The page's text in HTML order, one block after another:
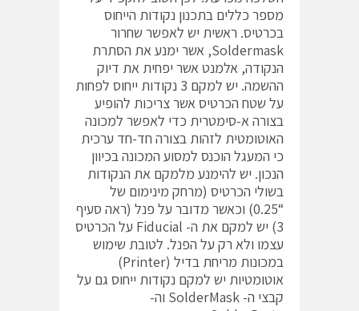
מספר כללים בתכנון נקודות הייחוס
בכרטיס. ראשית יש לאפשר שחרור
Soldermask, אשר ימנע את הסתרת
הנקודה, אלמנט אשר יפחית את דיוק
ההשמה. יש למקם 3 נקודות ייחוס לפחות
על שטח הכרטיס אשר צריכות להופיע
בצורה א-סימטרית כדי לאפשר למכונה
האוטומטית לזהות בצורה חד-חד ערכית
כי המעגל הוכנס למסוע המכונה בכיוון
הנכון. יש להימנע מלמקם את הנקודות
בשולי הכרטיס (מרחק מינימום של
“0.25) וכאשר מדובר על פנל (ראה סעיף
3) יש למקם את ה- Fiducial על הכרטיס
עצמו ולא רק על הפנל. לטובת שימוש
במכונות מריחת בדיל (Printer)
אוטומטיות יש למקם נקודות ייחוס גם על
קבצי ה- SolderMask וה-